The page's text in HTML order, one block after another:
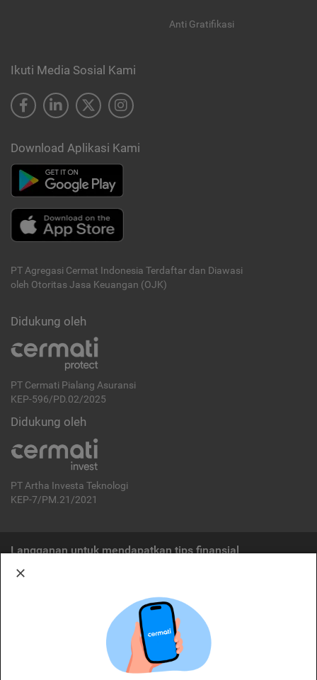
Anti Gratifikasi
Ikuti Media Sosial Kami
Download Aplikasi Kami
PT Agregasi Cermat Indonesia Terdaftar dan Diawasi
oleh Otoritas Jasa Keuangan (OJK)
Didukung oleh
PT Cermati Pialang Asuransi
KEP-596/PD.02/2025
Didukung oleh
PT Artha Investa Teknologi
KEP-7/PM.21/2021
Langganan untuk mendapatkan tips finansial
Cermati merupakan penyelenggara agregasi jasa keuangan yang terdaftar di
OJK. Oleh karena itu, produk dan/atau layanan jasa keuangan yang
ditawarkan bukan merupakan produk dan/atau layanan jasa keuangan yang
diterbitkan oleh Cermati dan Cermati tidak bertanggung jawab atas tuntutan